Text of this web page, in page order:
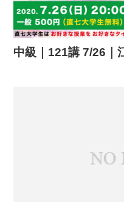
中級｜121講 7/26｜